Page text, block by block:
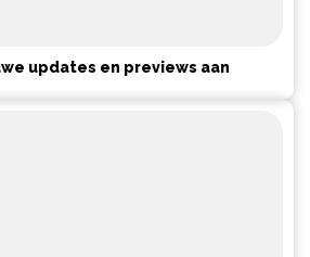
updates en previews aan